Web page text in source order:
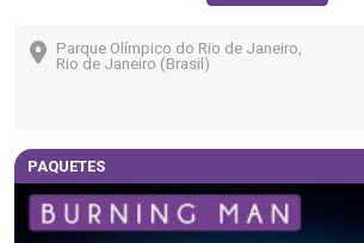
Parque Olímpico do Rio de Janeiro,
Rio de Janeiro (Brasil)
PAQUETES